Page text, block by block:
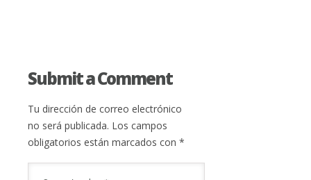
Submit a Comment
Tu dirección de correo electrónico
no será publicada. Los campos
obligatorios están marcados con *